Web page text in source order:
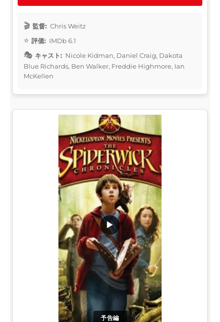
監督: Chris Weitz
評価: IMDb 6.1
キャスト: Nicole Kidman, Daniel Craig, Dakota
Blue Richards, Ben Walker, Freddie Highmore, Ian
McKellen
予告編
▶